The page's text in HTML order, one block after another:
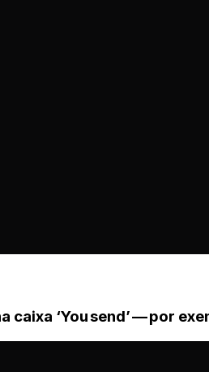
caixa ‘You send’ — por